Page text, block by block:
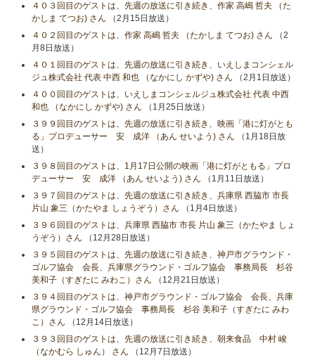
４０３回目のゲストは、先週の放送に引き続き、作家 高嶋 哲夫 （た
かしま てつお) さん （2月15日放送）
４０２回目のゲストは、作家 高嶋 哲夫 （たかしま てつお) さん （2
月8日放送）
４０１回目のゲストは、先週の放送に引き続き、いえしまコンシェル
ジュ株式会社 代表 中西 和也 （なかにし かずや) さん （2月1日放送）
４００回目のゲストは、いえしまコンシェルジュ株式会社 代表 中西
和也 （なかにし かずや) さん （1月25日放送）
３９９回目のゲストは、先週の放送に引き続き、映画「港に灯がとも
る」プロデューサー 安 成洋 （あん せいよう) さん （1月18日放
送）
３９８回目のゲストは、1月17日公開の映画「港に灯がともる」プロ
デューサー 安 成洋 （あん せいよう) さん （1月11日放送）
３９７回目のゲストは、先週の放送に引き続き、兵庫県 西脇市 市長
片山 象三（かたやま しょうぞう）さん （1月4日放送）
３９６回目のゲストは、兵庫県 西脇市 市長 片山 象三（かたやま しょ
うぞう）さん （12月28日放送）
３９５回目のゲストは、先週の放送に引き続き、神戸市グラウンド・
ゴルフ協会 会長、兵庫県グラウンド・ゴルフ協会 事務局長 杉谷
美和子（すぎたに みわこ）さん （12月21日放送）
３９４回目のゲストは、神戸市グラウンド・ゴルフ協会 会長、兵庫
県グラウンド・ゴルフ協会 事務局長 杉谷 美和子（すぎたに みわ
こ）さん （12月14日放送）
３９３回目のゲストは、先週の放送に引き続き、朝来食品 中村 峻
（なかむら しゅん） さん （12月7日放送）